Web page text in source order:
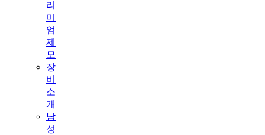
리
미
엄
제
모
장
비
소
개
남
성